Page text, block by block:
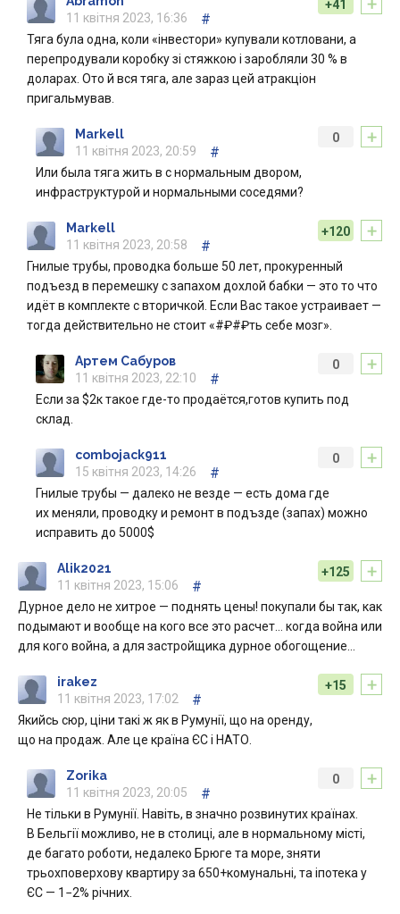
+41
11 квітня 2023, 16:36
#
Тяга була одна, коли «інвестори» купували котловани, а
перепродували коробку зі стяжкою і заробляли 30 % в
доларах. Ото й вся тяга, але зараз цей атракціон
пригальмував.
+
0
Markell
11 квітня 2023, 20:59
#
Или была тяга жить в с нормальным двором,
инфраструктурой и нормальными соседями?
+
+120
Markell
11 квітня 2023, 20:58
#
Гнилые трубы, проводка больше 50 лет, прокуренный
подъезд в перемешку с запахом дохлой бабки — это то что
идёт в комплекте с вторичкой. Если Вас такое устраивает —
тогда действительно не стоит «#₽#₽ть себе мозг».
+
0
Артем Сабуров
11 квітня 2023, 22:10
#
Если за $2к такое где-то продаётся,готов купить под
склад.
+
0
combojack911
15 квітня 2023, 14:26
#
Гнилые трубы — далеко не везде — есть дома где
их меняли, проводку и ремонт в подъзде (запах) можно
исправить до 5000$
+
+125
Alik2021
11 квітня 2023, 15:06
#
Дурное дело не хитрое — поднять цены! покупали бы так, как
подымают и вообще на кого все это расчет… когда война или
для кого война, а для застройщика дурное обогощение…
+
+15
irakez
11 квітня 2023, 17:02
#
Якийсь сюр, ціни такі ж як в Румунії, що на оренду,
що на продаж. Але це країна ЄС і НАТО.
+
0
Zorika
11 квітня 2023, 20:05
#
Не тільки в Румунії. Навіть, в значно розвинутих країнах.
В Бельгії можливо, не в столиці, але в нормальному місті,
де багато роботи, недалеко Брюге та море, зняти
трьохповерхову квартиру за 650+комунальні, та іпотека у
ЄС — 1−2% річних.